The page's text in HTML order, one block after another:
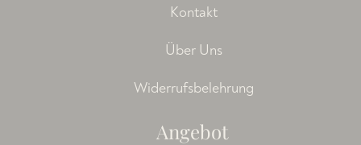
Kontakt
Über Uns
Widerrufsbelehrung
Angebot